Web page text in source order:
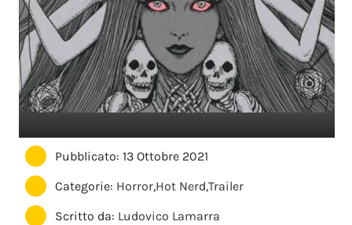
Pubblicato: 13 Ottobre 2021
Categorie: Horror,Hot Nerd,Trailer
Scritto da: Ludovico Lamarra